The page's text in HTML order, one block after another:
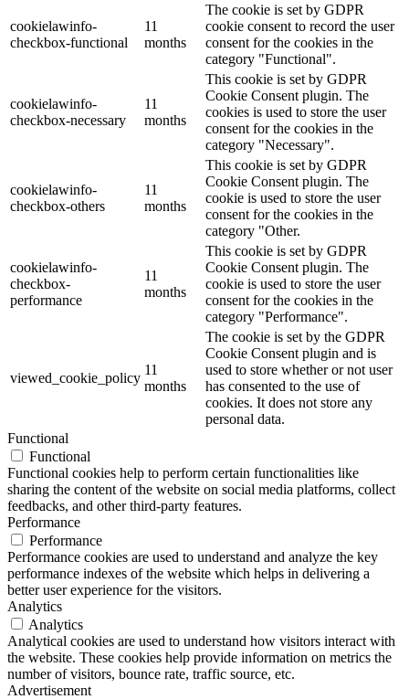
cookielawinfo-
checkbox-functional
11
months
The cookie is set by GDPR
cookie consent to record the user
consent for the cookies in the
category "Functional".
cookielawinfo-
checkbox-necessary
11
months
This cookie is set by GDPR
Cookie Consent plugin. The
cookies is used to store the user
consent for the cookies in the
category "Necessary".
cookielawinfo-
checkbox-others
11
months
This cookie is set by GDPR
Cookie Consent plugin. The
cookie is used to store the user
consent for the cookies in the
category "Other.
cookielawinfo-
checkbox-
performance
11
months
This cookie is set by GDPR
Cookie Consent plugin. The
cookie is used to store the user
consent for the cookies in the
category "Performance".
viewed_cookie_policy
11
months
The cookie is set by the GDPR
Cookie Consent plugin and is
used to store whether or not user
has consented to the use of
cookies. It does not store any
personal data.
Functional
Functional
Functional cookies help to perform certain functionalities like
sharing the content of the website on social media platforms, collect
feedbacks, and other third-party features.
Performance
Performance
Performance cookies are used to understand and analyze the key
performance indexes of the website which helps in delivering a
better user experience for the visitors.
Analytics
Analytics
Analytical cookies are used to understand how visitors interact with
the website. These cookies help provide information on metrics the
number of visitors, bounce rate, traffic source, etc.
Advertisement